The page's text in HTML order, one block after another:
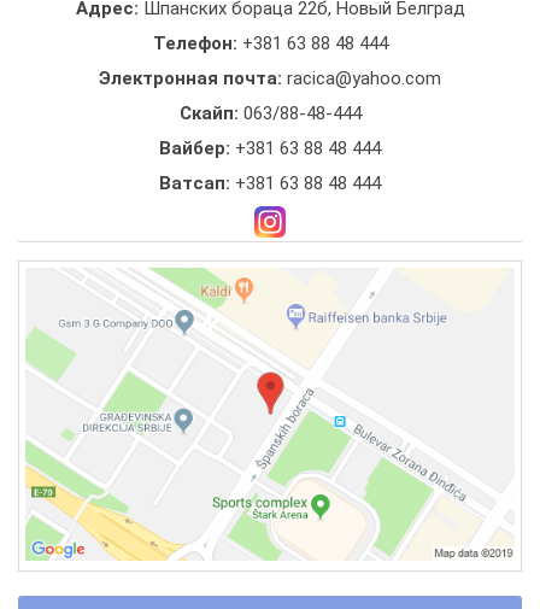
Адрес: Шпанских бораца 22б, Новый Белград
Телефон: +381 63 88 48 444
Электронная почта: racica@yahoo.com
Скайп: 063/88-48-444
Вайбер: +381 63 88 48 444
Ватсап: +381 63 88 48 444